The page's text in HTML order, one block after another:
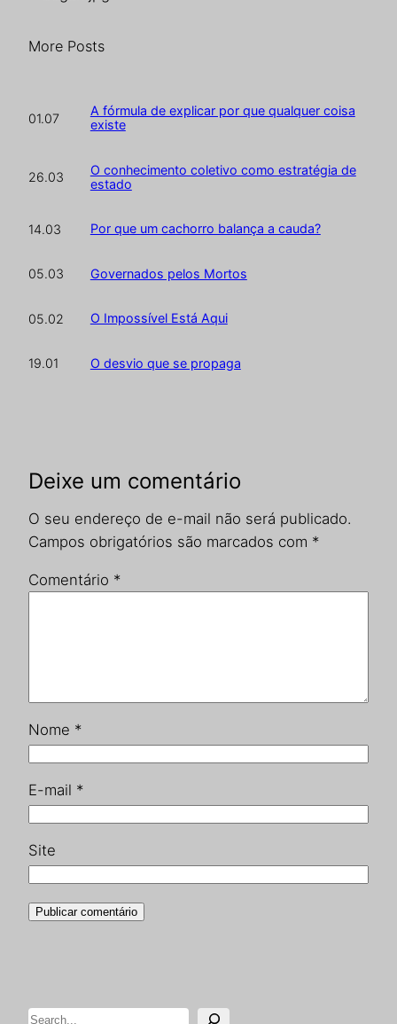
More Posts
01.07
A fórmula de explicar por que qualquer coisa
existe
26.03
O conhecimento coletivo como estratégia de
estado
14.03 Por que um cachorro balança a cauda?
05.03 Governados pelos Mortos
05.02 O Impossível Está Aqui
19.01 O desvio que se propaga
Deixe um comentário
O seu endereço de e-mail não será publicado.
Campos obrigatórios são marcados com *
Comentário *
Nome *
E-mail *
Site
Pesquisar